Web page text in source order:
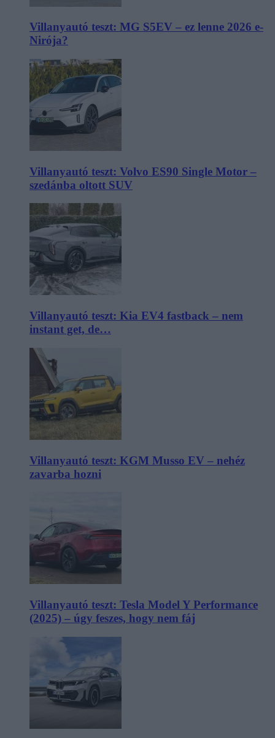
Villanyautó teszt: MG S5EV – ez lenne 2026 e-
Nirója?
Villanyautó teszt: Volvo ES90 Single Motor –
szedánba oltott SUV
Villanyautó teszt: Kia EV4 fastback – nem
instant get, de…
Villanyautó teszt: KGM Musso EV – nehéz
zavarba hozni
Villanyautó teszt: Tesla Model Y Performance
(2025) – úgy feszes, hogy nem fáj